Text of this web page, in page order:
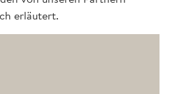
erläutert.